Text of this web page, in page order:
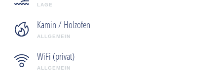
LAGE
Kamin / Holzofen
ALLGEMEIN
WiFi (privat)
ALLGEMEIN